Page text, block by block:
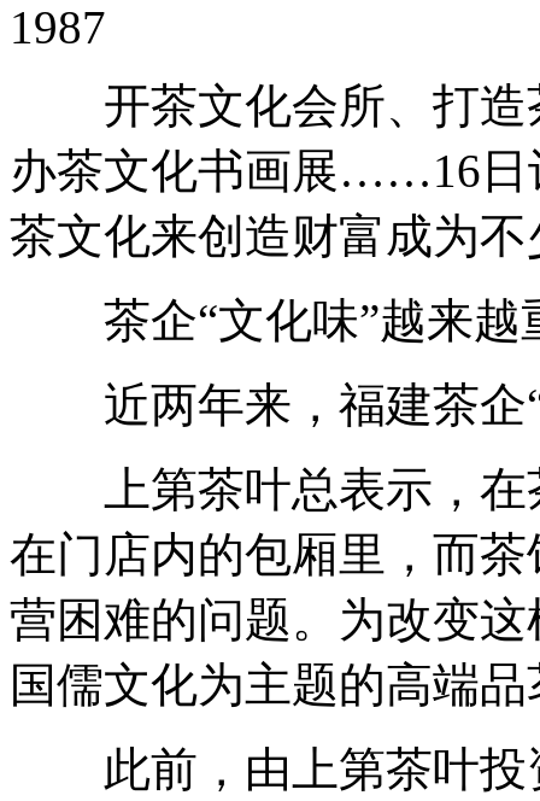
1987
开茶文化会所、打造
办茶文化书画展……16日
茶文化来创造财富成为
茶企“文化味”越来越
近两年来，福建茶企“
上第茶叶总表示，在
在门店内的包厢里，而
营困难的问题。为改变
国儒文化为主题的高端
此前，由上第茶叶投